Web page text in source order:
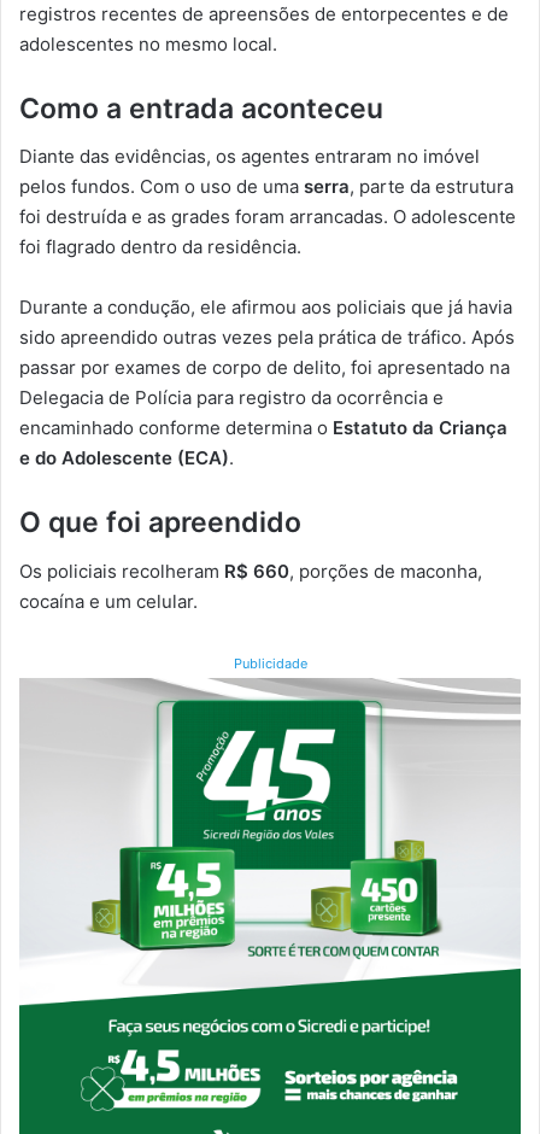
registros recentes de apreensões de entorpecentes e de
adolescentes no mesmo local.
Como a entrada aconteceu
Diante das evidências, os agentes entraram no imóvel
pelos fundos. Com o uso de uma serra, parte da estrutura
foi destruída e as grades foram arrancadas. O adolescente
foi flagrado dentro da residência.
Durante a condução, ele afirmou aos policiais que já havia
sido apreendido outras vezes pela prática de tráfico. Após
passar por exames de corpo de delito, foi apresentado na
Delegacia de Polícia para registro da ocorrência e
encaminhado conforme determina o Estatuto da Criança
e do Adolescente (ECA).
O que foi apreendido
Os policiais recolheram R$ 660, porções de maconha,
cocaína e um celular.
Publicidade